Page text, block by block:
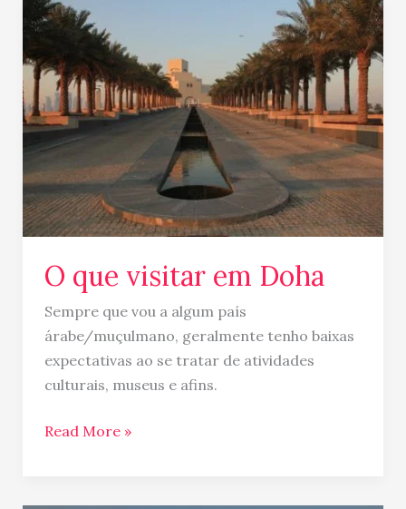
O que visitar em Doha
Sempre que vou a algum país
árabe/muçulmano, geralmente tenho baixas
expectativas ao se tratar de atividades
culturais, museus e afins.
O
que
visitar
em
Doha
Read More »